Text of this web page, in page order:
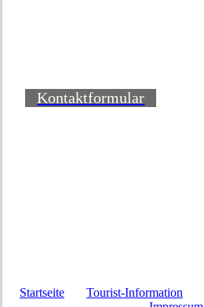
Kontaktformular
Startseite Tourist-Information